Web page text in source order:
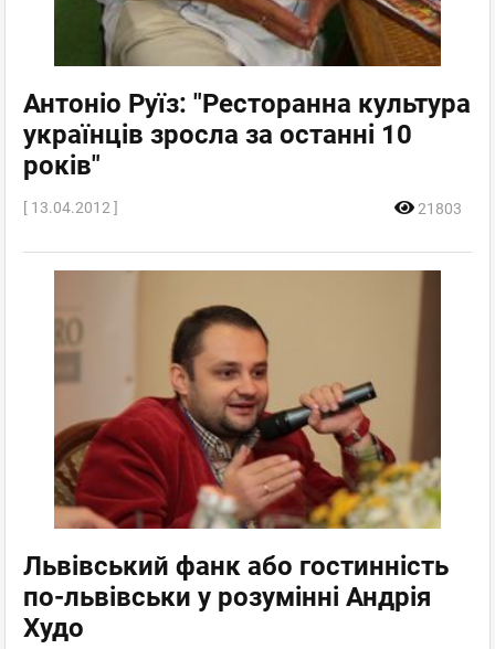
Антоніо Руїз: "Ресторанна культура
українців зросла за останні 10
років"
[ 13.04.2012 ] 21803
Львівський фанк або гостинність
по-львівськи у розумінні Андрія
Худо